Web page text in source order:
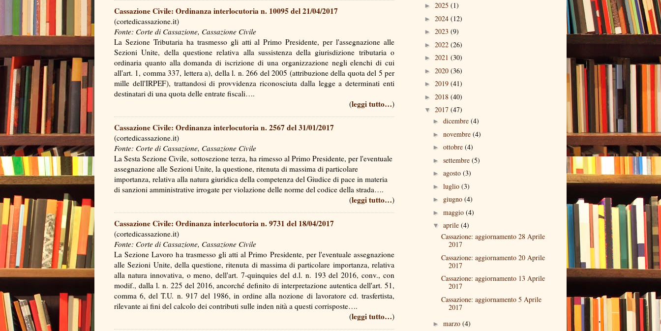
Cassazione Civile: Ordinanza interlocutoria n. 10095 del 21/04/2017
(cortedicassazione.it)
Fonte: Corte di Cassazione, Cassazione Civile
La Sezione Tributaria ha trasmesso gli atti al Primo Presidente, per l'assegnazione alle
Sezioni Unite, della questione relativa alla sussistenza della giurisdizione tributaria o
ordinaria quanto alla domanda di iscrizione di una organizzazione negli elenchi di cui
all'art. 1, comma 337, lettera a), della l. n. 266 del 2005 (attribuzione della quota del 5 per
mille dell'IRPEF), trattandosi di provvidenza riconosciuta dalla legge a determinati enti
destinatari di una quota delle entrate fiscali….
(leggi tutto…)
Cassazione Civile: Ordinanza interlocutoria n. 2567 del 31/01/2017
(cortedicassazione.it)
Fonte: Corte di Cassazione, Cassazione Civile
La Sesta Sezione Civile, sottosezione terza, ha rimesso al Primo Presidente, per l'eventuale
assegnazione alle Sezioni Unite, la questione, ritenuta di massima di particolare
importanza, relativa alla natura giuridica della competenza del Giudice di pace in materia
di sanzioni amministrative irrogate per violazione delle norme del codice della strada….
(leggi tutto…)
Cassazione Civile: Ordinanza interlocutoria n. 9731 del 18/04/2017
(cortedicassazione.it)
Fonte: Corte di Cassazione, Cassazione Civile
La Sezione Lavoro ha trasmesso gli atti al Primo Presidente, per l'eventuale assegnazione
alle Sezioni Unite, della questione, ritenuta di massima di particolare importanza, relativa
alla natura innovativa, o meno, dell'art. 7-quinquies del d.l. n. 193 del 2016, conv., con
modif., dalla l. n. 225 del 2016, ancorché definito di interpretazione autentica dell'art. 51,
comma 6, del T.U. n. 917 del 1986, in ordine alla nozione di lavoratore cd. trasfertista,
rilevante ai fini del calcolo dei contributi sulle inden nità a questi corrisposte….
(leggi tutto…)
► 2025 (1)
► 2024 (12)
► 2023 (9)
► 2022 (26)
► 2021 (30)
► 2020 (36)
► 2019 (41)
► 2018 (40)
▼ 2017 (47)
► dicembre (4)
► novembre (4)
► ottobre (4)
► settembre (5)
► agosto (3)
► luglio (3)
► giugno (4)
► maggio (4)
▼ aprile (4)
Cassazione: aggiornamento 28 Aprile
2017
Cassazione: aggiornamento 20 Aprile
2017
Cassazione: aggiornamento 13 Aprile
2017
Cassazione: aggiornamento 5 Aprile
2017
► marzo (4)